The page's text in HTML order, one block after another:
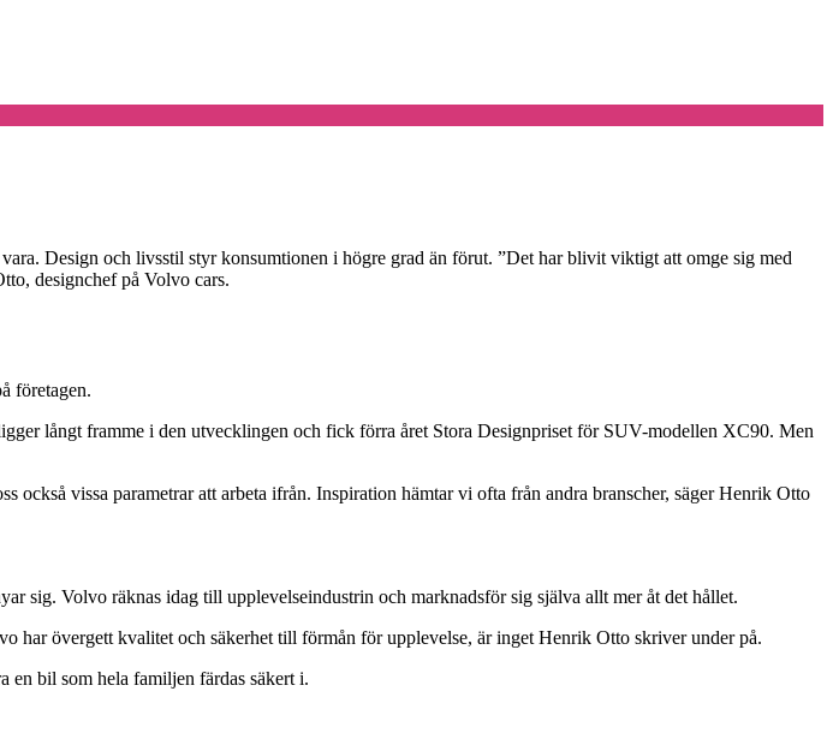
Design och livsstil styr konsumtionen i högre grad än förut. ”Det har blivit viktigt att omge sig med
designchef på Volvo cars.
företagen.
långt framme i den utvecklingen och fick förra året Stora Designpriset för SUV-modellen XC90. Men
vissa parametrar att arbeta ifrån. Inspiration hämtar vi ofta från andra branscher, säger Henrik Otto
sig. Volvo räknas idag till upplevelseindustrin och marknadsför sig själva allt mer åt det hållet.
har övergett kvalitet och säkerhet till förmån för upplevelse, är inget Henrik Otto skriver under på.
en bil som hela familjen färdas säkert i.